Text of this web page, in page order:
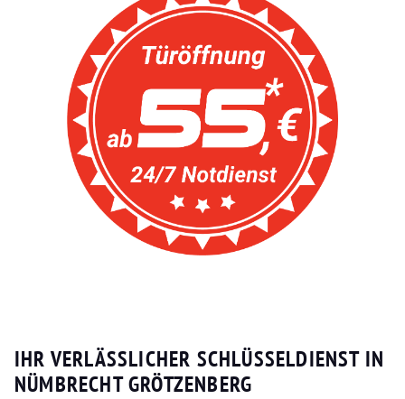
IHR VERLÄSSLICHER SCHLÜSSELDIENST IN
NÜMBRECHT GRÖTZENBERG